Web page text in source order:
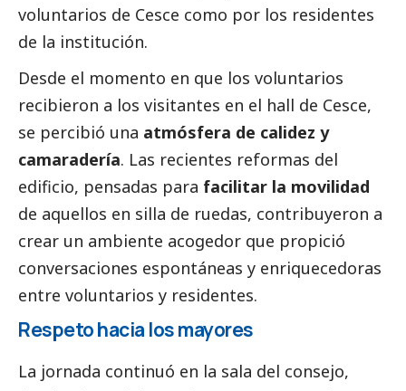
voluntarios de Cesce como por los residentes
de la institución.
Desde el momento en que los voluntarios
recibieron a los visitantes en el hall de Cesce,
se percibió una atmósfera de calidez y
camaradería. Las recientes reformas del
edificio, pensadas para facilitar la movilidad
de aquellos en silla de ruedas, contribuyeron a
crear un ambiente acogedor que propició
conversaciones espontáneas y enriquecedoras
entre voluntarios y residentes.
Respeto hacia los mayores
La jornada continuó en la sala del consejo,